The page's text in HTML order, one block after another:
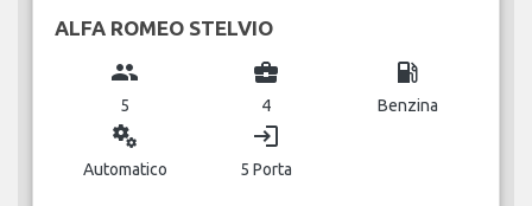
ALFA ROMEO STELVIO
group
5
business_center
4
local_gas_station
Benzina
miscellaneous_services
Automatico
login
5 Porta